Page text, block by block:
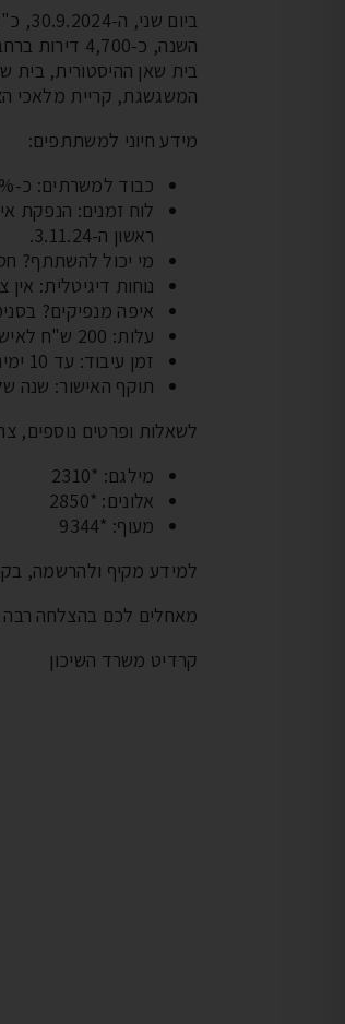
השנה, כ-
בית שאן ההיסטורית, בית
המשגשגת, קריית מלאכי
מידע חיוני למשתתפים:
כבוד למשרתים: כ-20% מהדירות מיועדות למשרתי מילואים פעילים.
ראשון ה-3.11.24.
מי יכול להשתתף?
נוחות דיגיטלית:
איפה מנפיקים?
עלות: 200 ש"ח לאישור זכאות לתוכניות "דירה בהנחה".
זמן עיבוד: עד 10 ימים להנפקת האישור.
תוקף האישור: שנה
לשאלות ופרטים נוספים,
מילגם: *2310
אלונים: *2850
מעוף: *9344
למידע מקיף ולהרשמה,
מאחלים לכם בהצלחה רבה
קרדיט משרד השיכון